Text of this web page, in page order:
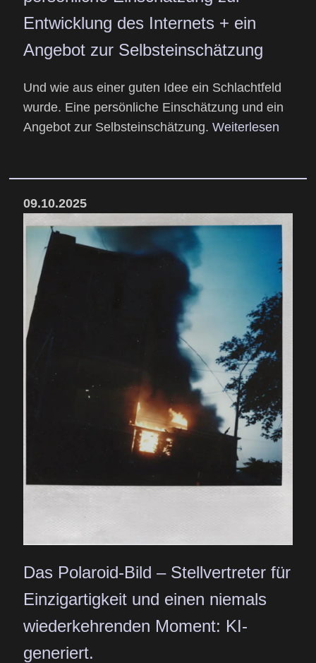
Entwicklung des Internets + ein
Angebot zur Selbsteinschätzung
Und wie aus einer guten Idee ein Schlachtfeld
wurde. Eine persönliche Einschätzung und ein
Angebot zur Selbsteinschätzung. Weiterlesen
09.10.2025
Das Polaroid-Bild – Stellvertreter für
Einzigartigkeit und einen niemals
wiederkehrenden Moment: KI-
generiert.